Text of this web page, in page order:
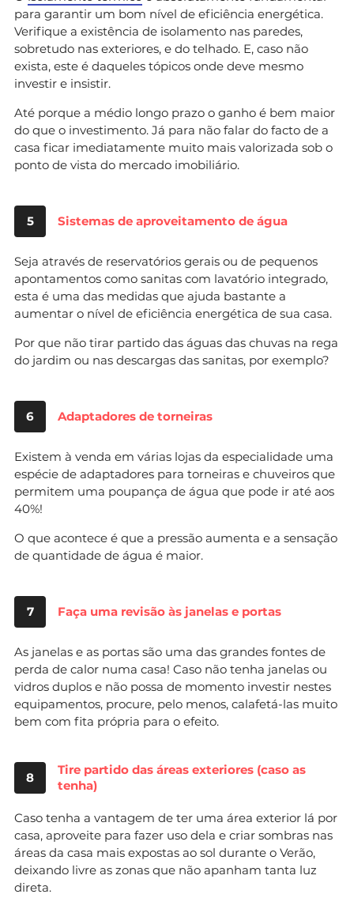
para garantir um bom nível de eficiência energética.
Verifique a existência de isolamento nas paredes,
sobretudo nas exteriores, e do telhado. E, caso não
exista, este é daqueles tópicos onde deve mesmo
investir e insistir.
Até porque a médio longo prazo o ganho é bem maior
do que o investimento. Já para não falar do facto de a
casa ficar imediatamente muito mais valorizada sob o
ponto de vista do mercado imobiliário.
5 Sistemas de aproveitamento de água
Seja através de reservatórios gerais ou de pequenos
apontamentos como sanitas com lavatório integrado,
esta é uma das medidas que ajuda bastante a
aumentar o nível de eficiência energética de sua casa.
Por que não tirar partido das águas das chuvas na rega
do jardim ou nas descargas das sanitas, por exemplo?
6 Adaptadores de torneiras
Existem à venda em várias lojas da especialidade uma
espécie de adaptadores para torneiras e chuveiros que
permitem uma poupança de água que pode ir até aos
40%!
O que acontece é que a pressão aumenta e a sensação
de quantidade de água é maior.
7 Faça uma revisão às janelas e portas
As janelas e as portas são uma das grandes fontes de
perda de calor numa casa! Caso não tenha janelas ou
vidros duplos e não possa de momento investir nestes
equipamentos, procure, pelo menos, calafetá-las muito
bem com fita própria para o efeito.
8
Tire partido das áreas exteriores (caso as
tenha)
Caso tenha a vantagem de ter uma área exterior lá por
casa, aproveite para fazer uso dela e criar sombras nas
áreas da casa mais expostas ao sol durante o Verão,
deixando livre as zonas que não apanham tanta luz
direta.